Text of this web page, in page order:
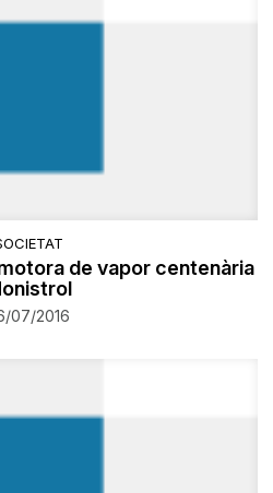
de vapor centenària
07/2016